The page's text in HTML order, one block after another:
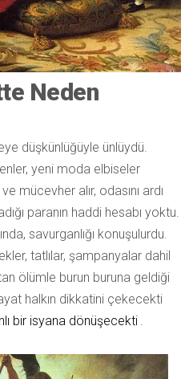
Neden
düşkünlüğüyle ünlüydü.
yeni moda elbiseler
mücevher alır, odasını ardı
paranın haddi hesabı yoktu.
savurganlığı konuşulurdu.
tatlılar, şampanyalar dahil
ölümle burun buruna geldiği
halkın dikkatini çekecekti
bir isyana dönüşecekti .